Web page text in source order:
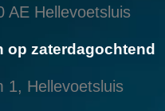
AE Hellevoetsluis
op zaterdagochtend
1, Hellevoetsluis